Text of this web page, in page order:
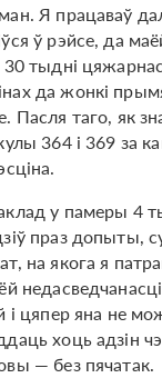
Я працаваў
ў рэйсе, да
30 тыдні
да жонкі
Пасля таго, як
364 і 369 за
у памеры 4
праз допыты,
на якога я
і цяпер яна не
хоць адзін
— без пячатак.